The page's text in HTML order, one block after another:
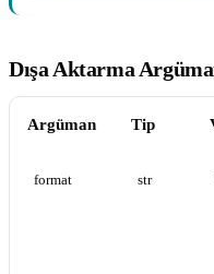
Dışa Aktarma
Argüman Tip
format str